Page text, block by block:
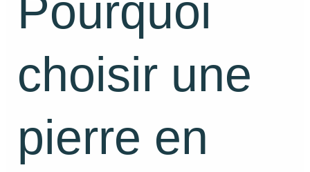
Pourquoi
choisir une
pierre en